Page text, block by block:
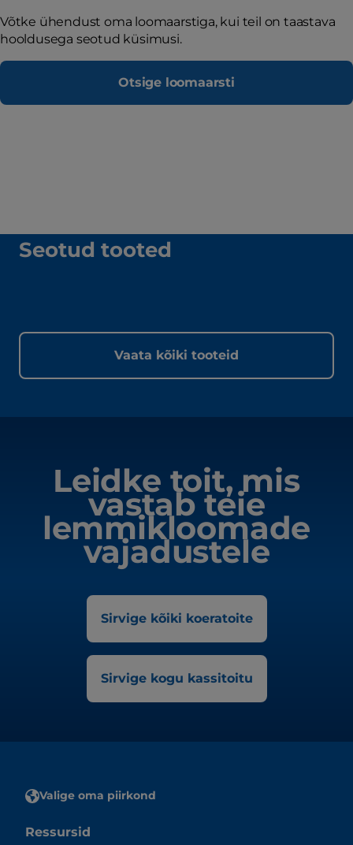
Võtke ühendust oma loomaarstiga, kui teil on taastava
hooldusega seotud küsimusi.
Otsige loomaarsti
Seotud tooted
Vaata kõiki tooteid
Leidke toit, mis
vastab teie
lemmikloomade
vajadustele
Sirvige kõiki koeratoite
Sirvige kogu kassitoitu
Valige oma piirkond
Ressursid